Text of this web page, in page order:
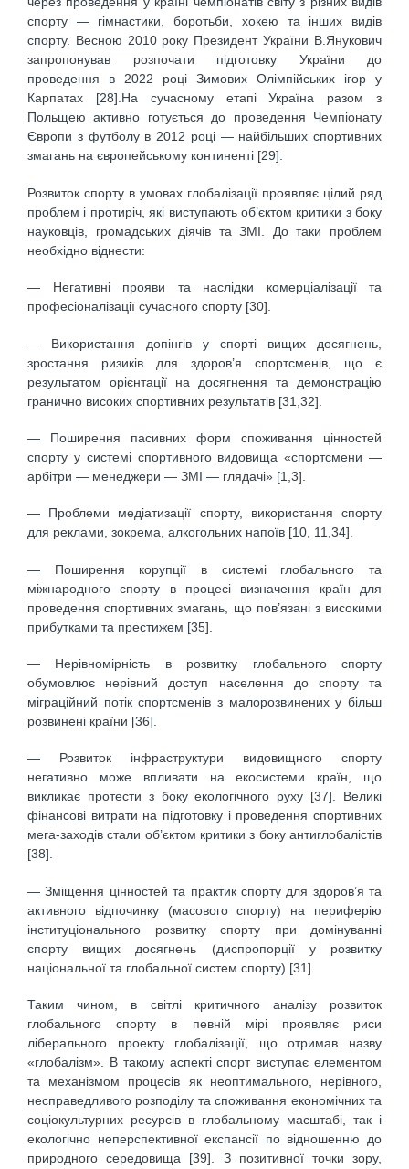
спорту — гімнастики, боротьби, хокею та інших видів
спорту. Весною 2010 року Президент України В.Янукович
запропонував розпочати підготовку України до
проведення в 2022 році Зимових Олімпійських ігор у
Карпатах [28].На сучасному етапі Україна разом з
Польщею активно готується до проведення Чемпіонату
Європи з футболу в 2012 році — найбільших спортивних
змагань на європейському континенті [29].
Розвиток спорту в умовах глобалізації проявляє цілий ряд
проблем і протиріч, які виступають об’єктом критики з боку
науковців, громадських діячів та ЗМІ. До таки проблем
необхідно віднести:
— Негативні прояви та наслідки комерціалізації та
професіоналізації сучасного спорту [30].
— Використання допінгів у спорті вищих досягнень,
зростання ризиків для здоров’я спортсменів, що є
результатом орієнтації на досягнення та демонстрацію
гранично високих спортивних результатів [31,32].
— Поширення пасивних форм споживання цінностей
спорту у системі спортивного видовища «спортсмени —
арбітри — менеджери — ЗМІ — глядачі» [1,3].
— Проблеми медіатизації спорту, використання спорту
для реклами, зокрема, алкогольних напоїв [10, 11,34].
— Поширення корупції в системі глобального та
міжнародного спорту в процесі визначення країн для
проведення спортивних змагань, що пов’язані з високими
прибутками та престижем [35].
— Нерівномірність в розвитку глобального спорту
обумовлює нерівний доступ населення до спорту та
міграційний потік спортсменів з малорозвинених у більш
розвинені країни [36].
— Розвиток інфраструктури видовищного спорту
негативно може впливати на екосистеми країн, що
викликає протести з боку екологічного руху [37]. Великі
фінансові витрати на підготовку і проведення спортивних
мега-заходів стали об’єктом критики з боку антиглобалістів
[38].
— Зміщення цінностей та практик спорту для здоров’я та
активного відпочинку (масового спорту) на периферію
інституціонального розвитку спорту при домінуванні
спорту вищих досягнень (диспропорції у розвитку
національної та глобальної систем спорту) [31].
Таким чином, в світлі критичного аналізу розвиток
глобального спорту в певній мірі проявляє риси
ліберального проекту глобалізації, що отримав назву
«глобалізм». В такому аспекті спорт виступає елементом
та механізмом процесів як неоптимального, нерівного,
несправедливого розподілу та споживання економічних та
соціокультурних ресурсів в глобальному масштабі, так і
екологічно неперспективної експансії по відношенню до
природного середовища [39]. З позитивної точки зору,